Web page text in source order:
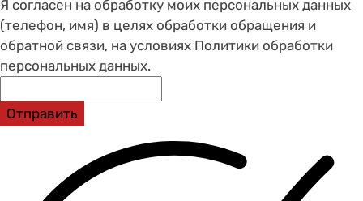
Я согласен на обработку моих персональных данных
(телефон, имя) в целях обработки обращения и
обратной связи, на условиях Политики обработки
персональных данных.
Отправить